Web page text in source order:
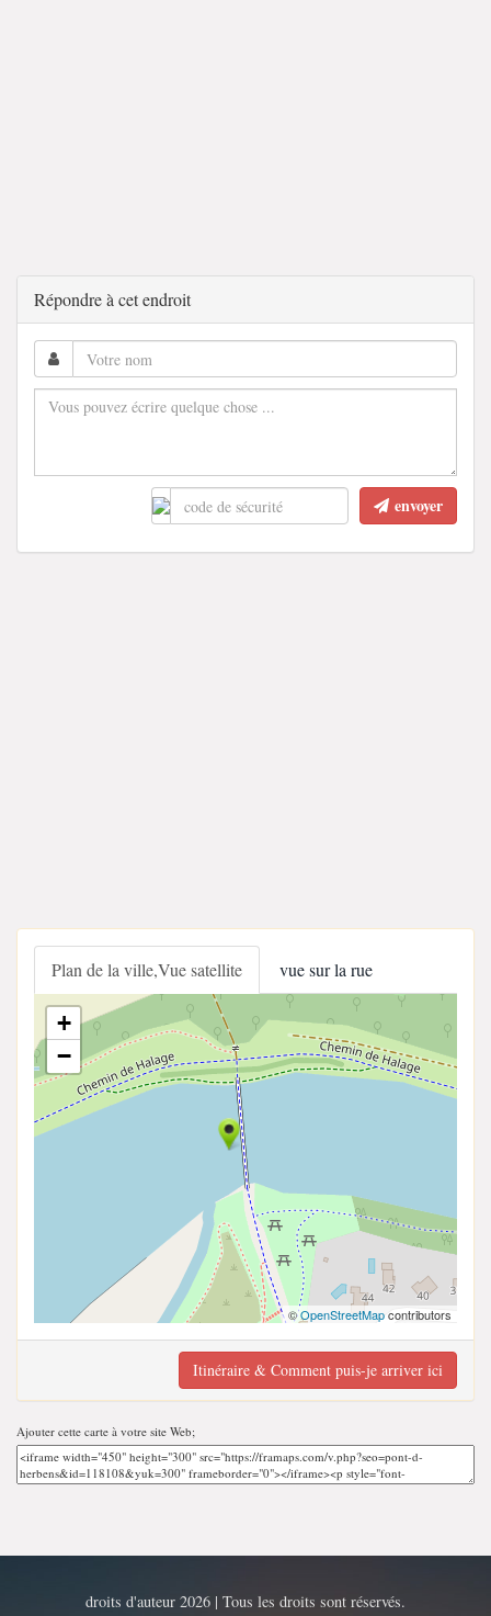
Répondre à cet endroit
envoyer
Plan de la ville,Vue satellite vue sur la rue
+
−
©OpenStreetMapcontributors
Itinéraire & Comment puis-je arriver ici
Ajouter cette carte à votre site Web;
droits d'auteur 2026 | Tous les droits sont réservés.